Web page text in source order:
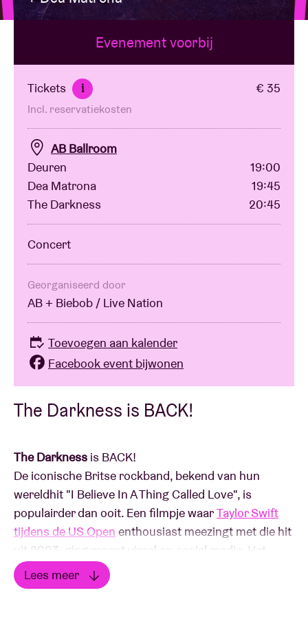
BRDCST
ABtv
Concertcheque
Over AB
Contact
The Darkness is BACK!
The Darkness is BACK!
De iconische Britse rockband, bekend van hun
wereldhit "I Believe In A Thing Called Love", is
populairder dan ooit. Een filmpje waarTaylor Swift
tijdens de US Open enthousiast meezingt met die hit
uit 2003, ging recent viraal op social media. Het
resultaat? Meer dan twee decennia na de release
leert een heel nieuwe generatie het catchy liedje
Lees meer
Evenement voorbij
Tickets i € 35
Incl. reservatiekosten
AB Ballroom
Deuren
19:00
Dea Matrona
19:45
The Darkness
20:45
Concert
Georganiseerd door
AB + Biebob / Live Nation
Toevoegen aan kalender
Facebook event bijwonen